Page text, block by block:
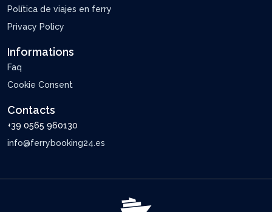
Política de viajes en ferry
Privacy Policy
Informations
Faq
Cookie Consent
Contacts
+39 0565 960130
info@ferrybooking24.es